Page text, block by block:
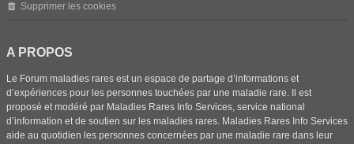
Supprimer les cookies
A PROPOS
Le Forum maladies rares est un espace de partage d’informations et
d’expériences pour les personnes touchées par une maladie rare. Il est
proposé et modéré par Maladies Rares Info Services, service national
d’information et de soutien sur les maladies rares. Maladies Rares Info Services
aide au quotidien les personnes concernées par une maladie rare dans leur